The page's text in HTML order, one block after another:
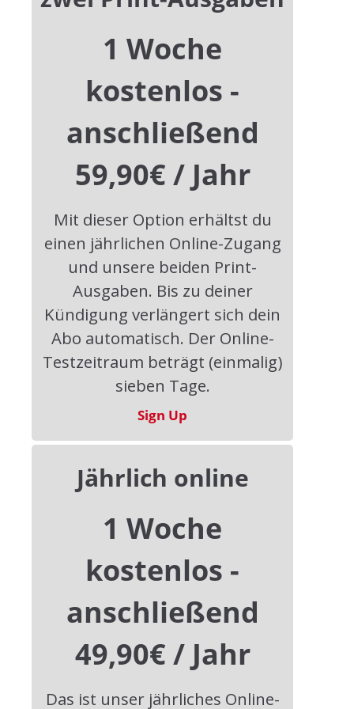
1 Woche
kostenlos -
anschließend
59,90€ / Jahr
Mit dieser Option erhältst du
einen jährlichen Online-Zugang
und unsere beiden Print-
Ausgaben. Bis zu deiner
Kündigung verlängert sich dein
Abo automatisch. Der Online-
Testzeitraum beträgt (einmalig)
sieben Tage.
Sign Up
Jährlich online
1 Woche
kostenlos -
anschließend
49,90€ / Jahr
Das ist unser jährliches Online-
„KNIETZSCHE VERSCHENKT WORTE
EIN FUNDAMENT AUS LÜGEN
drunter+drüber | Das Magazin für
Endlichkeitskultur
FUNUS Stiftung | Am Flamarium 1 | 06184
Kabelsketal OT Osmünde
Email: redaktion@dud-online.de
Website: www.dud-online.de
Impressum
Nutzungsbedingungen
Datenschutzerklärung